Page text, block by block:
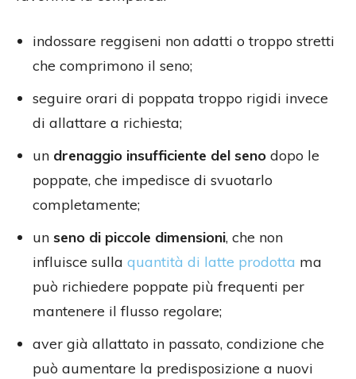
indossare reggiseni non adatti o troppo stretti
che comprimono il seno;
seguire orari di poppata troppo rigidi invece
di allattare a richiesta;
un drenaggio insufficiente del seno dopo le
poppate, che impedisce di svuotarlo
completamente;
un seno di piccole dimensioni, che non
influisce sulla quantità di latte prodotta ma
può richiedere poppate più frequenti per
mantenere il flusso regolare;
aver già allattato in passato, condizione che
può aumentare la predisposizione a nuovi